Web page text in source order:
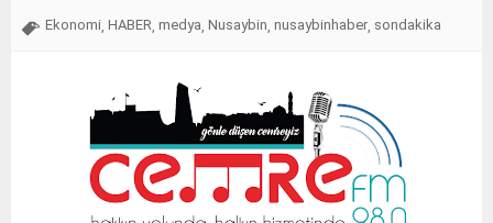
Ekonomi HABER medya Nusaybin nusaybinhaber sondakika